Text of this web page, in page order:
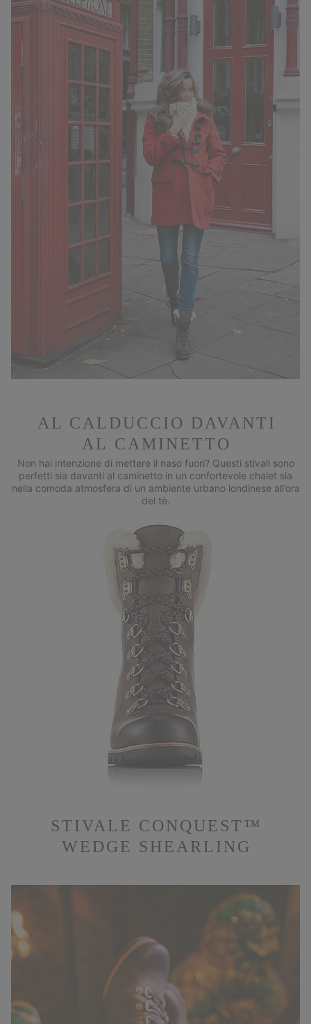
AL CALDUCCIO DAVANTI
AL CAMINETTO
Non hai intenzione di mettere il naso fuori? Questi stivali sono
perfetti sia davanti al caminetto in un confortevole chalet sia
nella comoda atmosfera di un ambiente urbano londinese all’ora
del tè.
STIVALE CONQUEST™
WEDGE SHEARLING